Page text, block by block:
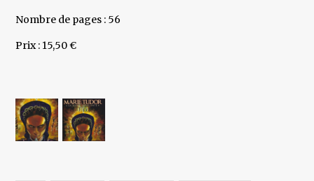
Nombre de pages : 56
Prix : 15,50 €